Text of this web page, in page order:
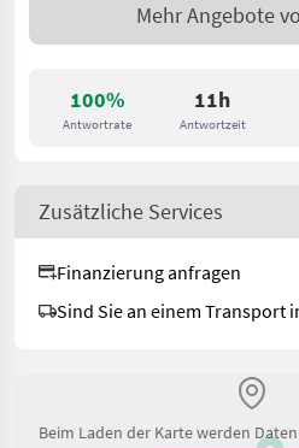
100%
Antwortrate
11h
Antwortzeit
Mehr Angebote
Zusätzliche Services
Finanzierung anfragen
Sind Sie an einem Transport
Beim Laden der Karte werden